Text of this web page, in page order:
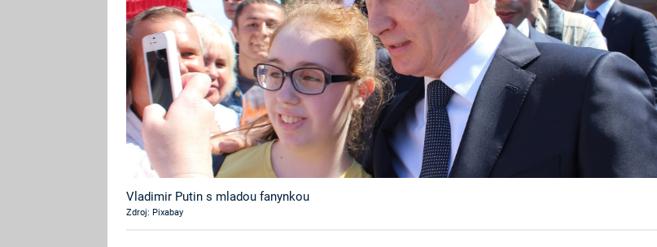
Vladimir Putin s mladou fanynkou
Zdroj: Pixabay